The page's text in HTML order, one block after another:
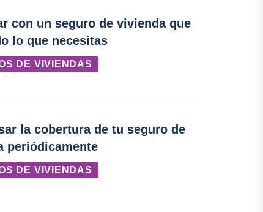
con un seguro de vivienda que
lo que necesitas
DE VIVIENDAS
la cobertura de tu seguro de
periódicamente
DE VIVIENDAS